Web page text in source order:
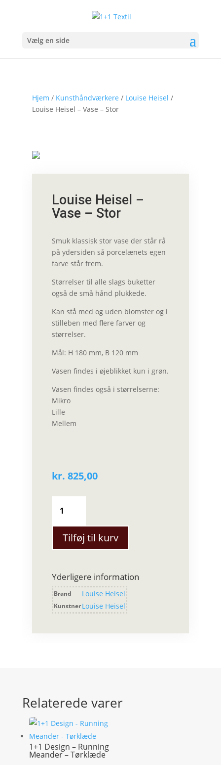
Vælg en side
Hjem / Kunsthåndværkere / Louise Heisel /
Louise Heisel – Vase – Stor
Louise Heisel –
Vase – Stor
Smuk klassisk stor vase der står rå
på ydersiden så porcelænets egen
farve står frem.
Størrelser til alle slags buketter
også de små hånd plukkede.
Kan stå med og uden blomster og i
stilleben med flere farver og
størrelser.
Mål: H 180 mm, B 120 mm
Vasen findes i øjeblikket kun i grøn.
Vasen findes også i størrelserne:
Mikro
Lille
Mellem
kr. 825,00
Heisel
-
Vase
-
Tilføj til kurv
Yderligere information
Brand Louise Heisel
KunstnerLouise Heisel
Relaterede varer
1+1 Design – Running
Meander – Tørklæde